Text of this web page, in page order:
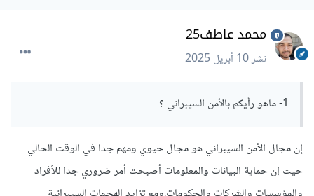
محمد عاطف25
نشر10 أبريل 2025
1- ماهو رأيكم بالأمن السيبراني ؟
إن مجال الأمن السيبراني هو مجال حيوي ومهم جدا في الوقت الحالي
حيث إن حماية البيانات والمعلومات أصبحت أمر ضروري جدا للأفراد